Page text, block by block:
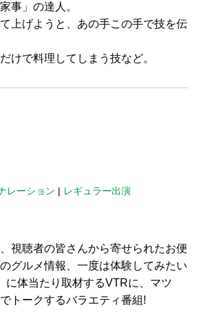
事」の達人。
上げようと、あの手この手で技を伝
けで料理してしまう技など。
レーション | レギュラー出演
視聴者の皆さんから寄せられたお便
グルメ情報、一度は体験してみたい
に体当たり取材するVTRに、マツ
トークするバラエティ番組!